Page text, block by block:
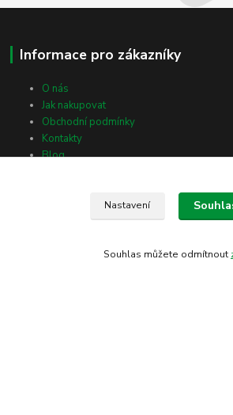
Informace pro zákazníky
O nás
Jak nakupovat
Obchodní podmínky
Kontakty
Blog
+420 606 776 672
Nastavení
Souhlas můžete odmítnout